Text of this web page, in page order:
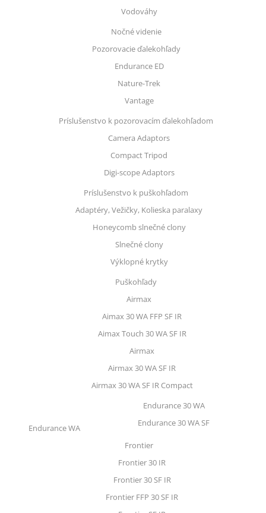
Vodováhy
Nočné videnie
Pozorovacie ďalekohľady
Endurance ED
Nature-Trek
Vantage
Príslušenstvo k pozorovacím ďalekohľadom
Camera Adaptors
Compact Tripod
Digi-scope Adaptors
Príslušenstvo k puškohľadom
Adaptéry, Vežičky, Kolieska paralaxy
Honeycomb slnečné clony
Slnečné clony
Výklopné krytky
Puškohľady
Airmax
Aimax 30 WA FFP SF IR
Aimax Touch 30 WA SF IR
Airmax
Airmax 30 WA SF IR
Airmax 30 WA SF IR Compact
Endurance WA
Endurance 30 WA
Endurance 30 WA SF
Frontier
Frontier 30 IR
Frontier 30 SF IR
Frontier FFP 30 SF IR